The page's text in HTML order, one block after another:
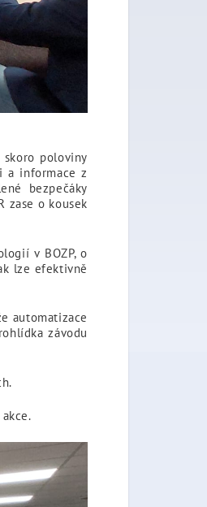
poloviny
a informace z
bezpečáky
zase o kousek
v BOZP, o
lze efektivně
automatizace
závodu